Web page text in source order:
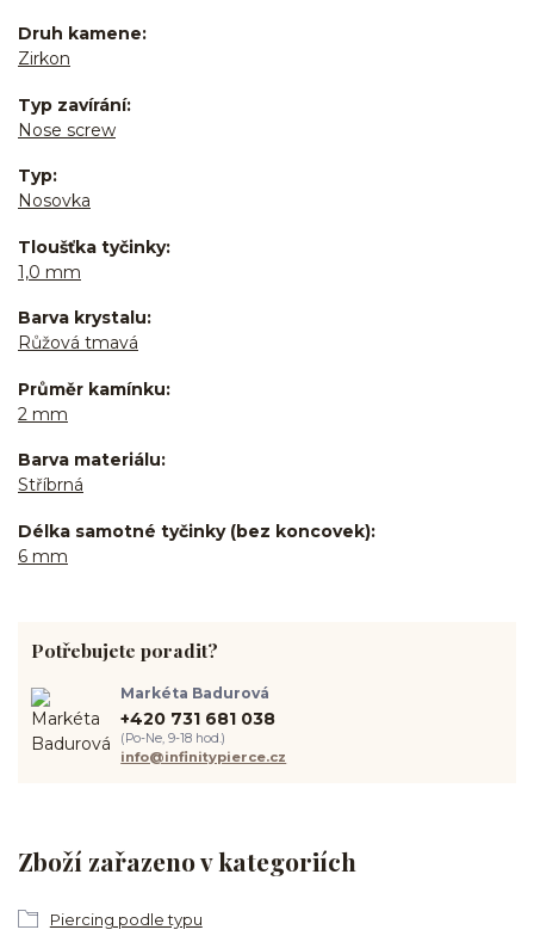
Druh kamene
Zirkon
Typ zavírání
Nose screw
Typ
Nosovka
Tloušťka tyčinky
1,0 mm
Barva krystalu
Růžová tmavá
Průměr kamínku
2 mm
Barva materiálu
Stříbrná
Délka samotné tyčinky (bez koncovek)
6 mm
Zboží zařazeno v kategoriích
Piercing podle typu
Potřebujete poradit?
Markéta Badurová
+420 731 681 038
(Po-Ne, 9-18 hod.)
info@infinitypierce.cz